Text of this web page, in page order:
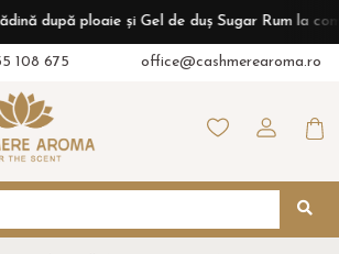
ploaie și Gel de duș Sugar Rum la
108 675 office@cashmerearoma.ro